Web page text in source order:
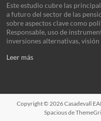
Este estudio cubre las
a futuro del sector de las
sobre aspectos clave como
Responsable, uso de
inversiones alternativas,
Leer más
Copyright © 2026Casadevall
Spaciousde